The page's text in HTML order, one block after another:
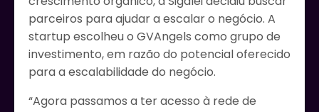
parceiros para ajudar a escalar o negócio. A
startup escolheu o GVAngels como grupo de
investimento, em razão do potencial oferecido
para a escalabilidade do negócio.
“Agora passamos a ter acesso à rede de